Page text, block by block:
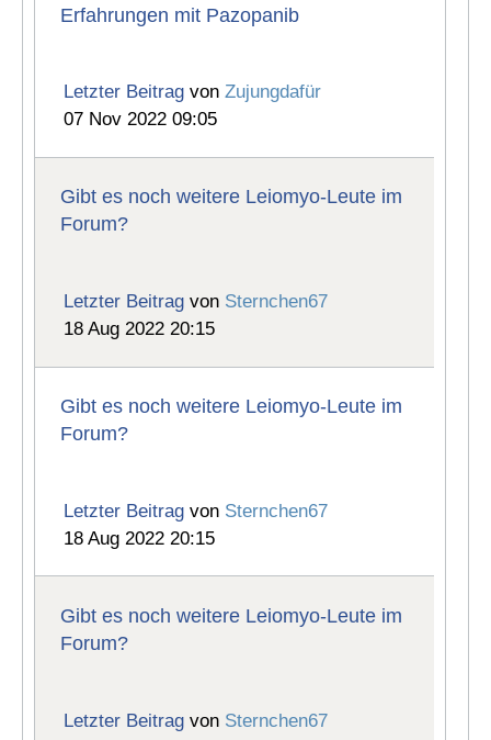
Erfahrungen mit Pazopanib
Letzter Beitrag vonZujungdafür
07 Nov 2022 09:05
Gibt es noch weitere Leiomyo-Leute im
Forum?
Letzter Beitrag von Sternchen67
18 Aug 2022 20:15
Gibt es noch weitere Leiomyo-Leute im
Forum?
Letzter Beitrag von Sternchen67
18 Aug 2022 20:15
Gibt es noch weitere Leiomyo-Leute im
Forum?
Letzter Beitrag von Sternchen67